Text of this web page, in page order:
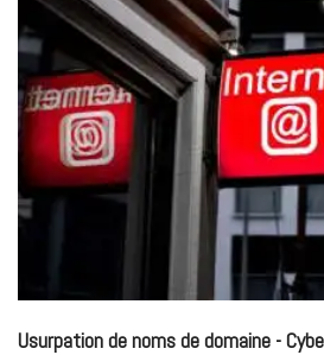
Usurpation de noms de domaine -